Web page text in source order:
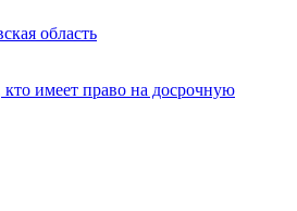
область
имеет право на досрочную